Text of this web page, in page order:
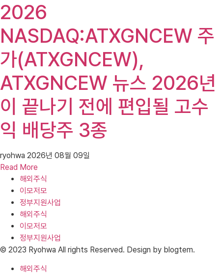
2026
NASDAQ:ATXGNCEW 주
가(ATXGNCEW),
ATXGNCEW 뉴스 2026년
이 끝나기 전에 편입될 고수
익 배당주 3종
ryohwa 2026년 08월 09일
Read More
해외주식
이모저모
정부지원사업
해외주식
이모저모
정부지원사업
© 2023 Ryohwa All rights Reserved. Design by blogtem.
해외주식